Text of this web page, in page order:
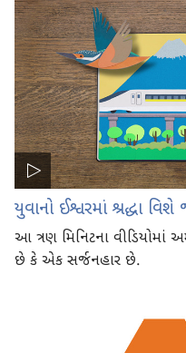
યુવાનો ઈશ્વરમાં શ્રદ્ધા
આ ત્રણ મિનિટના
છે કે એક સર્જનહાર છે.